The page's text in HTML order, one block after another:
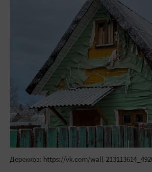
Дереккөз: https://vk.com/wall-